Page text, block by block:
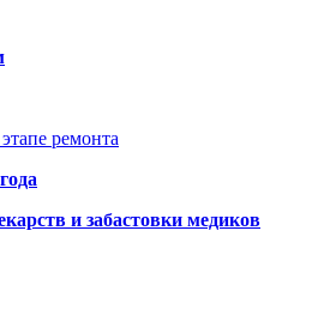
ремонта
и забастовки медиков